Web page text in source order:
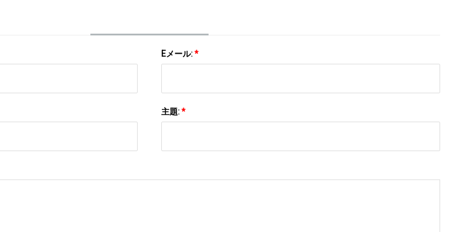
Eメール:*
主題:*